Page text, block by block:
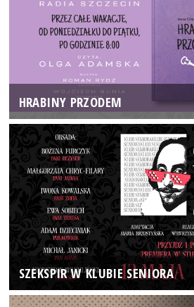
HRABINY PRZODEM
SZEKSPIR W KLUBIE SENIORA